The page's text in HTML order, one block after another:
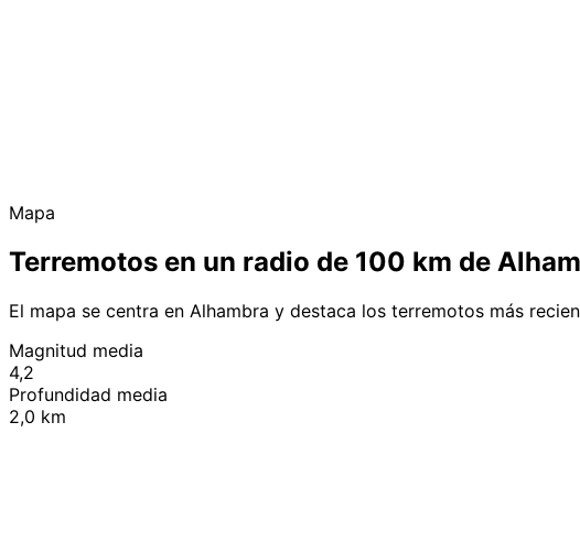
Mapa
Terremotos en un radio de 100 km de
El mapa se centra en Alhambra y destaca los terremotos más
Magnitud media
4,2
Profundidad media
2,0 km